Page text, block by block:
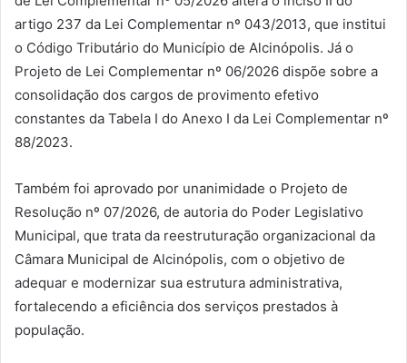
artigo 237 da Lei Complementar nº 043/2013, que institui
o Código Tributário do Município de Alcinópolis. Já o
Projeto de Lei Complementar nº 06/2026 dispõe sobre a
consolidação dos cargos de provimento efetivo
constantes da Tabela I do Anexo I da Lei Complementar nº
88/2023.
Também foi aprovado por unanimidade o Projeto de
Resolução nº 07/2026, de autoria do Poder Legislativo
Municipal, que trata da reestruturação organizacional da
Câmara Municipal de Alcinópolis, com o objetivo de
adequar e modernizar sua estrutura administrativa,
fortalecendo a eficiência dos serviços prestados à
população.